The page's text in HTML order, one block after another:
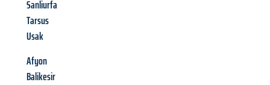
Sanliurfa
Tarsus
Usak
Afyon
Balikesir